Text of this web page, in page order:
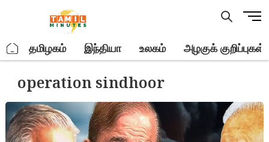
M
u
t
o
n
. தமிழகம் இந்தியா உலகம் அழகுக் குறிப்புகள்
operation sindhoor